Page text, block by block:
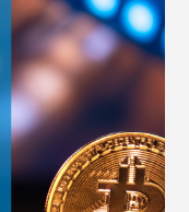
de 2026
Campus
Analyst.